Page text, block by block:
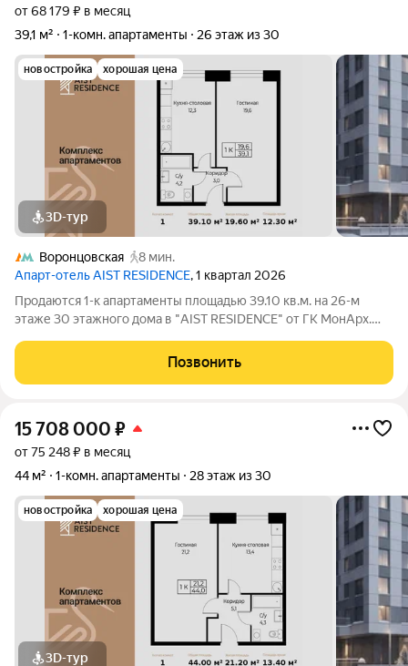
от 68 179 ₽ в месяц
39,1 м²
1-комн. апартаменты 26 этаж из 30
новостройка хорошая цена
3D-тур
Воронцовская
8 мин.
Апарт-отель AIST RESIDENCE, 1 квартал 2026
Продаются 1-к апартаменты площадью 39.10 кв.м. на 26-м
этаже 30 этажного дома в "AIST RESIDENCE" от ГК МонАрх.
стремится к гармонии между динамичной городской жизнью и
отдыхом на природе.
Позвонить
15 708 000 ₽
от 75 248 ₽ в месяц
44 м²
1-комн. апартаменты 28 этаж из 30
новостройка хорошая цена
3D-тур